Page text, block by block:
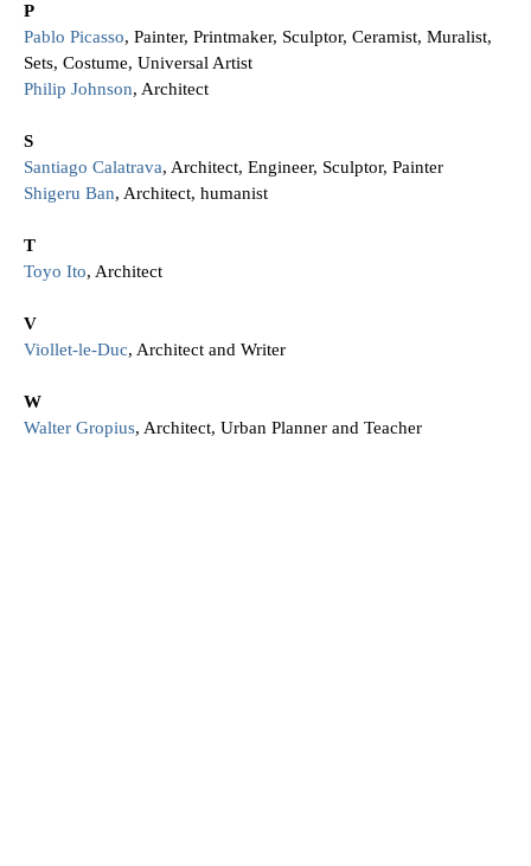
P
Pablo Picasso, Painter, Printmaker, Sculptor, Ceramist, Muralist,
Sets, Costume, Universal Artist
Philip Johnson, Architect
S
Santiago Calatrava, Architect, Engineer, Sculptor, Painter
Shigeru Ban, Architect, humanist
T
Toyo Ito, Architect
V
Viollet-le-Duc, Architect and Writer
W
Walter Gropius, Architect, Urban Planner and Teacher